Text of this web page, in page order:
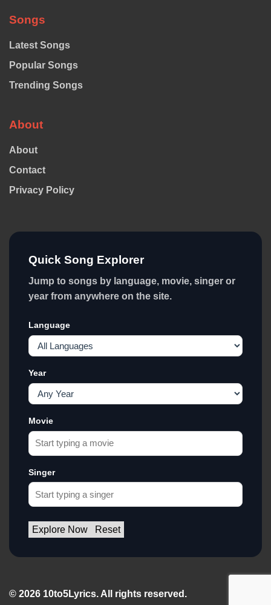
Songs
Latest Songs
Popular Songs
Trending Songs
About
About
Contact
Privacy Policy
Quick Song Explorer
Jump to songs by language, movie, singer or
year from anywhere on the site.
Language
Year
Movie
Singer
Explore Now Reset
© 2026 10to5Lyrics. All rights reserved.